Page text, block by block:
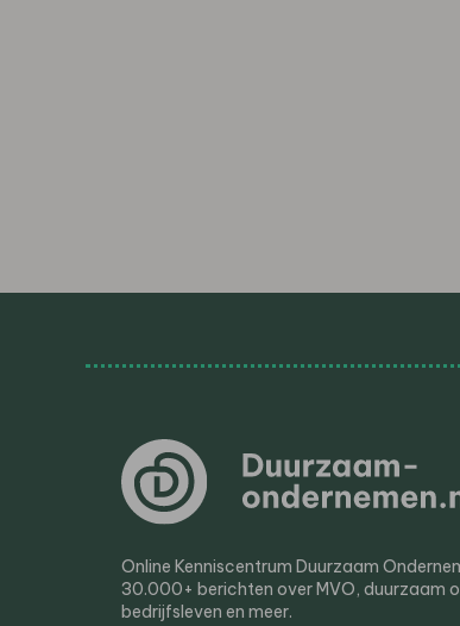
Online Kenniscentrum Duurzaam
30.000+ berichten over MVO, duurzaam
bedrijfsleven en meer.